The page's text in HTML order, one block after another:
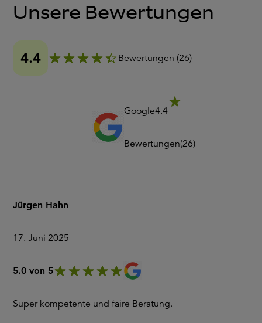
Unsere Bewertungen
4.4 Bewertungen (26)
Google4.4
Bewertungen(26)
Jürgen Hahn
17. Juni 2025
5.0 von 5
Super kompetente und faire Beratung.